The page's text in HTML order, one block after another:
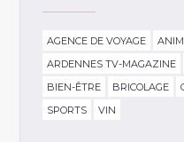
AGENCE DE VOYAGE
ARDENNES TV-MAGAZINE
BIEN-ÊTRE
BRICOLAGE
SPORTS
VIN